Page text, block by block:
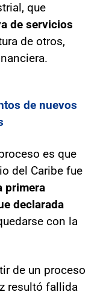
que
de servicios
de otros,
de nuevos
es que
del Caribe fue
primera
declarada
con la
de un proceso
resultó fallida